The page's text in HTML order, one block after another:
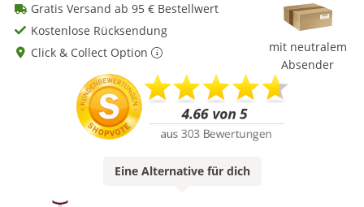
Gratis Versand ab 95 € Bestellwert
Kostenlose Rücksendung
Click & Collect Option
mit neutralem
Absender
Eine Alternativefür dich